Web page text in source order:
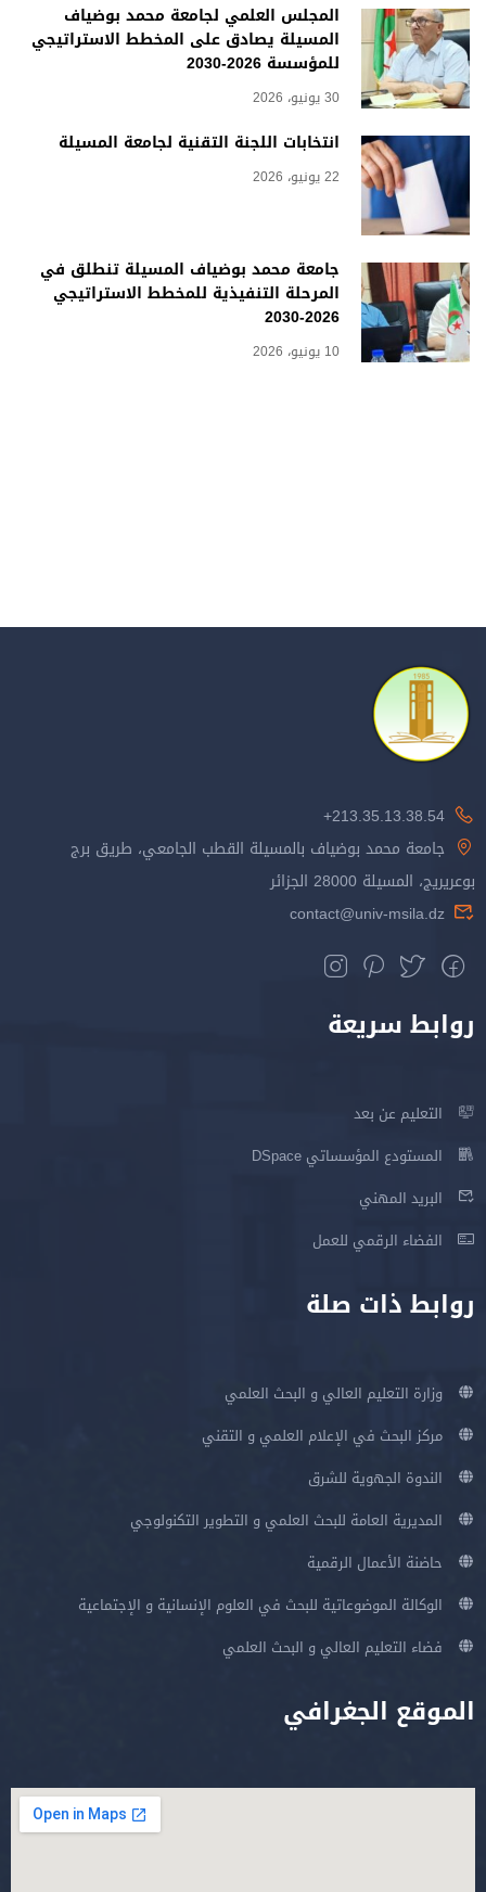
المجلس العلمي لجامعة محمد بوضياف
المسيلة يصادق على المخطط الاستراتيجي
للمؤسسة 2026-2030
30 يونيو، 2026
انتخابات اللجنة التقنية لجامعة المسيلة
22 يونيو، 2026
جامعة محمد بوضياف المسيلة تنطلق في
المرحلة التنفيذية للمخطط الاستراتيجي
2026-2030
10 يونيو، 2026
213.35.13.38.54+
جامعة محمد بوضياف بالمسيلة القطب الجامعي، طريق برج
بوعريريج، المسيلة 28000 الجزائر
contact@univ-msila.dz
روابط سريعة
التعليم عن بعد
المستودع المؤسساتي DSpace
البريد المهني
الفضاء الرقمي للعمل
روابط ذات صلة
وزارة التعليم العالي و البحث العلمي
مركز البحث في الإعلام العلمي و التقني
الندوة الجهوية للشرق
المديرية العامة للبحث العلمي و التطوير التكنولوجي
حاضنة الأعمال الرقمية
الوكالة الموضوعاتية للبحث في العلوم الإنسانية و الإجتماعية
فضاء التعليم العالي و البحث العلمي
الموقع الجغرافي